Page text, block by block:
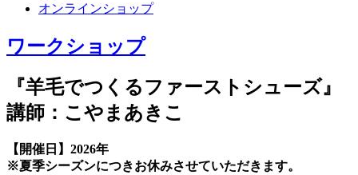
オンラインショップ
ワークショップ
『羊毛でつくるファーストシューズ』
講師：こやまあきこ
【開催日】2026年
※夏季シーズンにつきお休みさせていただきます。